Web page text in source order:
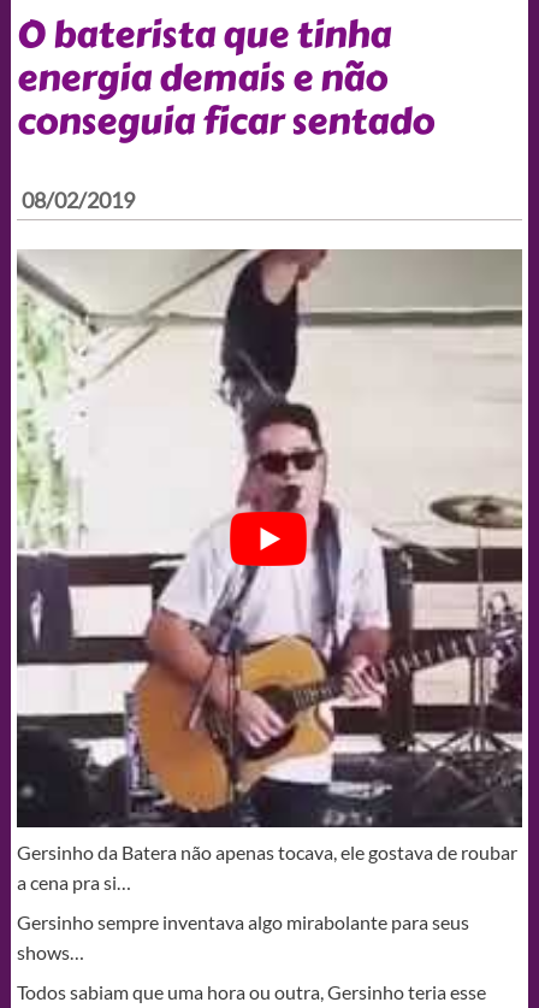
O baterista que tinha
energia demais e não
conseguia ficar sentado
08/02/2019
Gersinho da Batera não apenas tocava, ele gostava de roubar
a cena pra si…
Gersinho sempre inventava algo mirabolante para seus
shows…
Todos sabiam que uma hora ou outra, Gersinho teria esse